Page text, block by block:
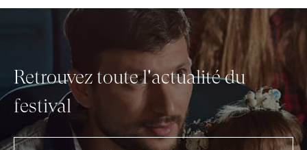
Retrouvez toute l'actualité du
festival